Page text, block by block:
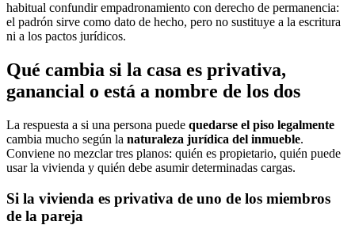
habitual confundir empadronamiento con derecho de permanencia:
el padrón sirve como dato de hecho, pero no sustituye a la escritura
ni a los pactos jurídicos.
Qué cambia si la casa es privativa,
ganancial o está a nombre de los dos
La respuesta a si una persona puede quedarse el piso legalmente
cambia mucho según la naturaleza jurídica del inmueble.
Conviene no mezclar tres planos: quién es propietario, quién puede
usar la vivienda y quién debe asumir determinadas cargas.
Si la vivienda es privativa de uno de los miembros
de la pareja